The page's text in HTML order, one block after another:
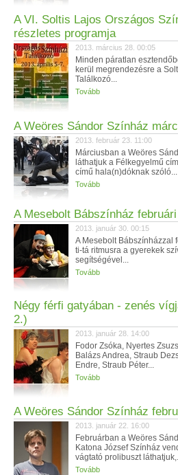
A VI. Soltis Lajos Országos
részletes programja
2013. március 28. 00:05
Minden páratlan
kerül megrendezésre a
Találkozó...
Tovább
A Weöres Sándor Színház
2013. február 23. 11:00
Márciusban a Weöres
láthatjuk a Félkegyelmű
című hala(n)dóknak szóló...
Tovább
A Mesebolt Bábszínház
2013. január 30. 00:15
A Mesebolt Bábszínházzal
ti-tá ritmusra a gyerekek
segítségével...
Tovább
Négy férfi gatyában - zenés
2.)
2013. január 28. 14:00
Fodor Zsóka, Nyertes
Balázs Andrea, Straub
Endre, Straub Péter...
Tovább
A Weöres Sándor Színház
2013. január 22. 16:00
Februárban a Weöres
Katona József Színház
vágtató prolibuszt
Tovább